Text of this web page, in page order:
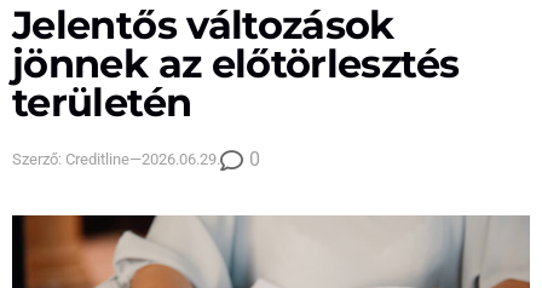
Jelentős változások
jönnek az előtörlesztés
területén
Szerző: Creditline—2026.06.29. 0